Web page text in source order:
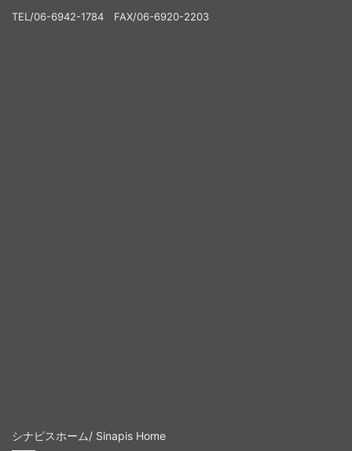
TEL/06-6942-1784 FAX/06-6920-2203
シナピスホーム/ Sinapis Home